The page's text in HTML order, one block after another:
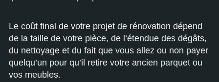
Le coût final de votre projet de rénovation dépend
de la taille de votre pièce, de l’étendue des dégâts,
du nettoyage et du fait que vous allez ou non payer
quelqu’un pour qu’il retire votre ancien parquet ou
vos meubles.